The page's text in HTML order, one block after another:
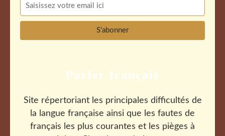
Parler français
Site répertoriant les principales difficultés de
la langue française ainsi que les fautes de
français les plus courantes et les pièges à